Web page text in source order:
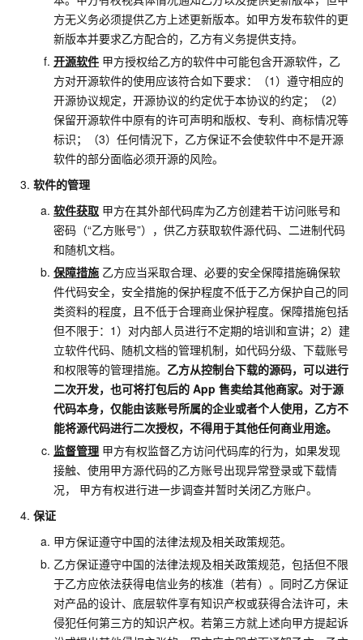
方无义务必须提供乙方上述更新版本。如甲方发布软件的更
新版本并要求乙方配合的，乙方有义务提供支持。
开源软件 甲方授权给乙方的软件中可能包含开源软件，乙
方对开源软件的使用应该符合如下要求：（1）遵守相应的
开源协议规定，开源协议的约定优于本协议的约定；（2）
保留开源软件中原有的许可声明和版权、专利、商标情况等
标识；（3）任何情況下，乙方保证不会使软件中不是开源
软件的部分面临必须开源的风险。
软件的管理
软件获取 甲方在其外部代码库为乙方创建若干访问账号和
密码（“乙方账号”），供乙方获取软件源代码、二进制代码
和随机文档。
保障措施 乙方应当采取合理、必要的安全保障措施确保软
件代码安全，安全措施的保护程度不低于乙方保护自己的同
类资料的程度，且不低于合理商业保护程度。保障措施包括
但不限于：1）对内部人员进行不定期的培训和宣讲；2）建
立软件代码、随机文档的管理机制，如代码分级、下载账号
和权限等的管理措施。 乙方从控制台下载的源码，可以进行
二次开发，也可将打包后的 App 售卖给其他商家。对于源
代码本身，仅能由该账号所属的企业或者个人使用，乙方不
能将源代码进行二次授权，不得用于其他任何商业用途。
监督管理 甲方有权监督乙方访问代码库的行为，如果发现
接触、使用甲方源代码的乙方账号出现异常登录或下载情
况， 甲方有权进行进一步调查并暂时关闭乙方账户。
保证
甲方保证遵守中国的法律法规及相关政策规范。
乙方保证遵守中国的法律法规及相关政策规范，包括但不限
于乙方应依法获得电信业务的核准（若有）。同时乙方保证
对产品的设计、底层软件享有知识产权或获得合法许可，未
侵犯任何第三方的知识产权。若第三方就上述向甲方提起诉